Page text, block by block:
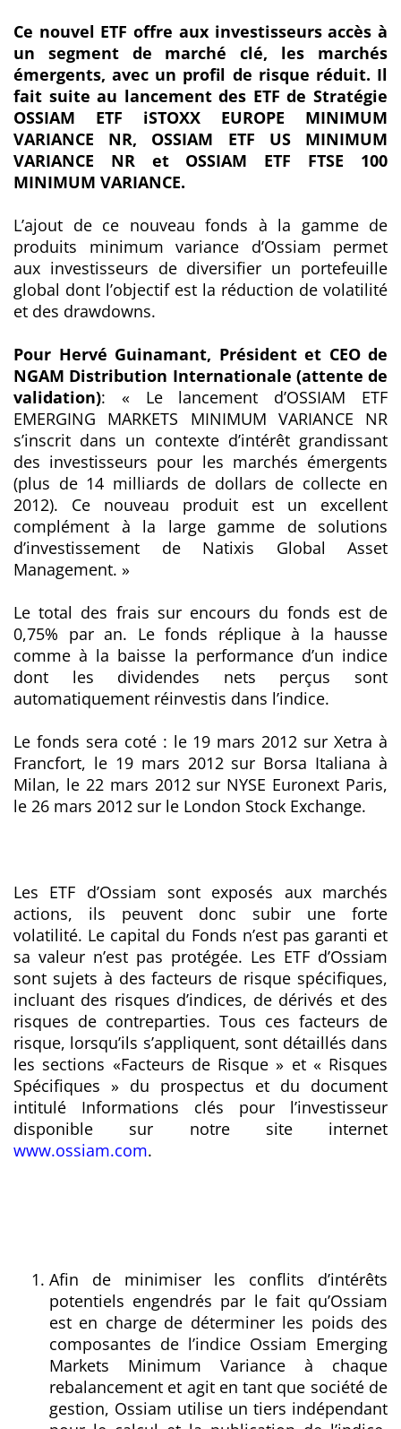
Ce nouvel ETF offre aux investisseurs accès à
un segment de marché clé, les marchés
émergents, avec un profil de risque réduit. Il
fait suite au lancement des ETF de Stratégie
OSSIAM ETF iSTOXX EUROPE MINIMUM
VARIANCE NR, OSSIAM ETF US MINIMUM
VARIANCE NR et OSSIAM ETF FTSE 100
MINIMUM VARIANCE.
L’ajout de ce nouveau fonds à la gamme de
produits minimum variance d’Ossiam permet
aux investisseurs de diversifier un portefeuille
global dont l’objectif est la réduction de volatilité
et des drawdowns.
Pour Hervé Guinamant, Président et CEO de
NGAM Distribution Internationale (attente de
validation): « Le
lancement d’OSSIAM ETF
EMERGING MARKETS MINIMUM VARIANCE NR
s’inscrit dans un contexte d’intérêt grandissant
des investisseurs pour les marchés émergents
(plus de 14 milliards de dollars de collecte en
2012). Ce nouveau produit est un excellent
complément à la large gamme de solutions
d’investissement de Natixis Global Asset
Management. »
Le total des frais sur encours du fonds est de
0,75% par an. Le fonds réplique à la hausse
comme à la baisse la performance d’un indice
dont les dividendes nets perçus sont
automatiquement réinvestis dans l’indice.
Le fonds sera coté : le 19 mars 2012 sur Xetra à
Francfort, le 19 mars 2012 sur Borsa Italiana à
Milan, le 22 mars 2012 sur NYSE Euronext Paris,
le 26 mars 2012 sur le London Stock Exchange.
Les ETF d’Ossiam sont exposés aux marchés
actions, ils peuvent donc subir une forte
volatilité. Le capital du Fonds n’est pas garanti et
sa valeur n’est pas protégée. Les ETF d’Ossiam
sont sujets à des facteurs de risque spécifiques,
incluant des risques d’indices, de dérivés et des
risques de contreparties. Tous ces facteurs de
risque, lorsqu’ils s’appliquent, sont détaillés dans
les sections «Facteurs de Risque » et « Risques
Spécifiques » du prospectus et du document
intitulé Informations clés pour l’investisseur
disponible sur notre site internet
www.ossiam.com.
Afin de minimiser les conflits d’intérêts
potentiels engendrés par le fait qu’Ossiam
est en charge de déterminer les poids des
composantes de l’indice Ossiam Emerging
Markets Minimum Variance à chaque
rebalancement et agit en tant que société de
gestion, Ossiam utilise un tiers indépendant